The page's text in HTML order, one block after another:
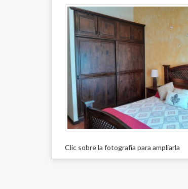
Clic sobre la fotografía para ampliarla